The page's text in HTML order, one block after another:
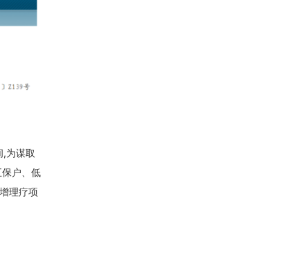
为谋取
户、低
理疗项